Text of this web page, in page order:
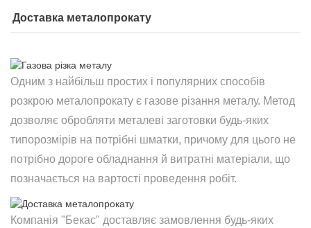
Доставка металопрокату
Одним з найбільш простих і популярних способів
розкрою металопрокату є газове різання металу. Метод
дозволяє обробляти металеві заготовки будь-яких
типорозмірів на потрібні шматки, причому для цього не
потрібно дороге обладнання й витратні матеріали, що
позначається на вартості проведення робіт.
Компанія "Бекас" доставляє замовлення будь-яких